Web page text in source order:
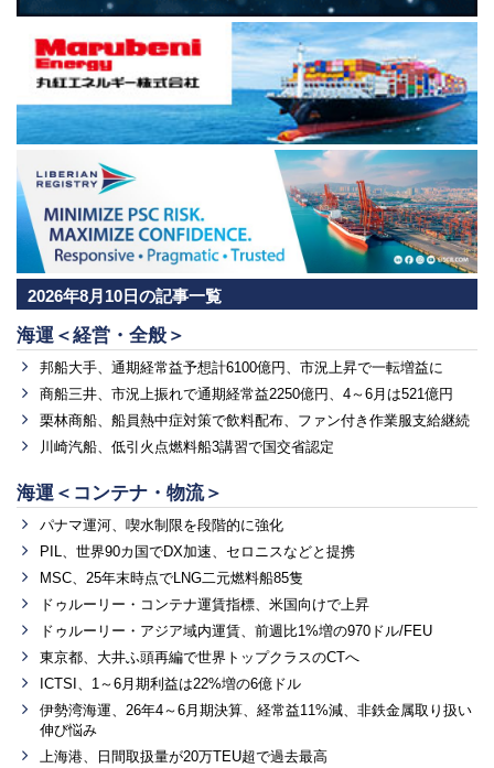
2026年8月10日の記事一覧
海運＜経営・全般＞
邦船大手、通期経常益予想計6100億円、市況上昇で一転増益に
商船三井、市況上振れで通期経常益2250億円、4～6月は521億円
栗林商船、船員熱中症対策で飲料配布、ファン付き作業服支給継続
川崎汽船、低引火点燃料船3講習で国交省認定
海運＜コンテナ・物流＞
パナマ運河、喫水制限を段階的に強化
PIL、世界90カ国でDX加速、セロニスなどと提携
MSC、25年末時点でLNG二元燃料船85隻
ドゥルーリー・コンテナ運賃指標、米国向けで上昇
ドゥルーリー・アジア域内運賃、前週比1%増の970ドル/FEU
東京都、大井ふ頭再編で世界トップクラスのCTへ
ICTSI、1～6月期利益は22%増の6億ドル
伊勢湾海運、26年4～6月期決算、経常益11%減、非鉄金属取り扱い
伸び悩み
上海港、日間取扱量が20万TEU超で過去最高